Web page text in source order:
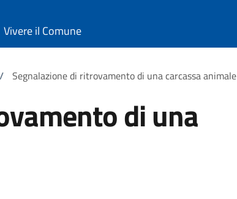
Vivere il Comune
/ Segnalazione di ritrovamento di una carcassa animale
di una